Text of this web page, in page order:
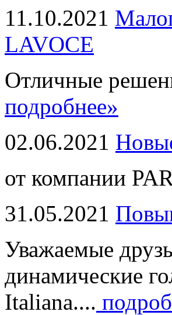
11.10.2021
LAVOCE
Отличные
подробнее»
02.06.2021
от компании
31.05.2021
Уважаемые
динамические
Italiana....